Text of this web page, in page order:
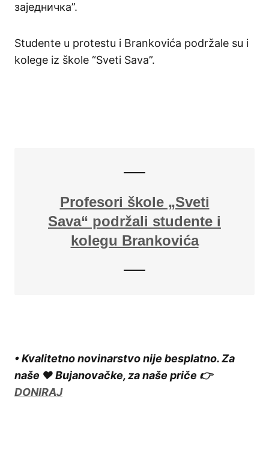
заједничка”.
Studente u protestu i Brankovića podržale su i
kolege iz škole “Sveti Sava”.
Profesori škole „Sveti
Sava“ podržali studente i
kolegu Brankovića
• Kvalitetno novinarstvo nije besplatno. Za
naše ❤️ Bujanovačke, za naše priče 👉
DONIRAJ